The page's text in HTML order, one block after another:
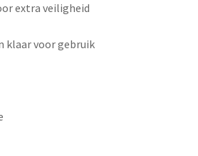
extra veiligheid
klaar voor gebruik